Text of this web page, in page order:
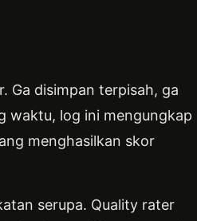
Ga disimpan terpisah, ga
waktu, log ini mengungkap
menghasilkan skor
serupa. Quality rater